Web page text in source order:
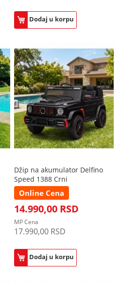
Dodaj u korpu
Džip na akumulator Delfino
Speed 1388 Crni
Online Cena
14.990,00 RSD
MP Cena
17.990,00 RSD
Dodaj u korpu